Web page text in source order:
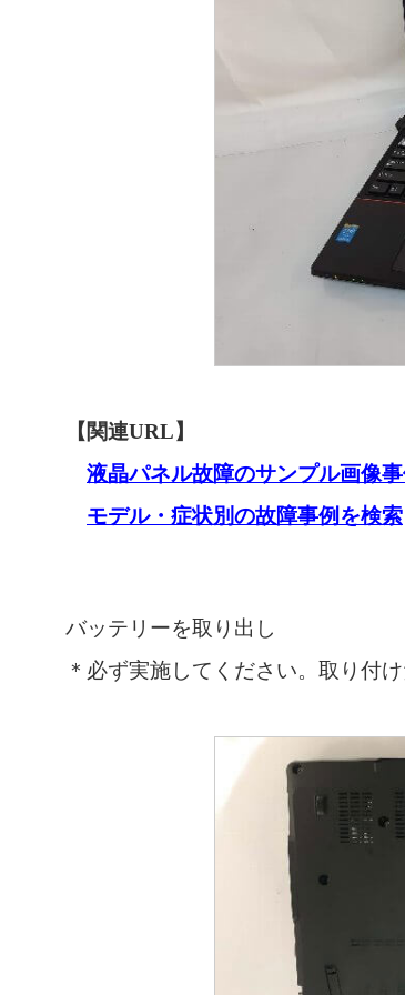
【関連URL】
液晶パネル故障のサンプル画像
モデル・症状別の故障事例を検索
バッテリーを取り出し
＊必ず実施してください。取り付